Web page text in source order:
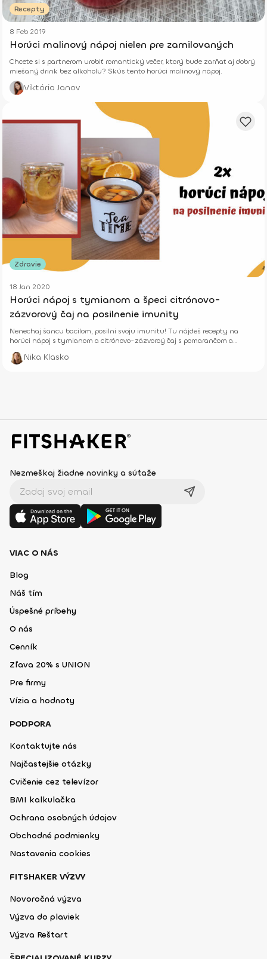
Recepty
8 Feb 2019
Horúci malinový nápoj nielen pre zamilovaných
Chcete si s partnerom urobiť romantický večer, ktorý bude zarňať aj dobrý
miešaný drink bez alkoholu? Skús tento horúci malinový nápoj.
Viktória Janov
Zdravie
18 Jan 2020
Horúci nápoj s tymianom a špeci citrónovo-
zázvorový čaj na posilnenie imunity
Nenechaj šancu bacilom, posilni svoju imunitu! Tu nájdeš recepty na
horúci nápoj s tymianom a citrónovo-zázvoroý čaj s pomarančom a
škoricou.
Nika Klasko
Nezmeškaj žiadne novinky a súťaže
VIAC O NÁS
Blog
Náš tím
Úspešné príbehy
O nás
Cenník
Zľava 20% s UNION
Pre firmy
Vízia a hodnoty
PODPORA
Kontaktujte nás
Najčastejšie otázky
Cvičenie cez televízor
BMI kalkulačka
Ochrana osobných údajov
Obchodné podmienky
Nastavenia cookies
FITSHAKER VÝZVY
Novoročná výzva
Výzva do plaviek
Výzva Reštart